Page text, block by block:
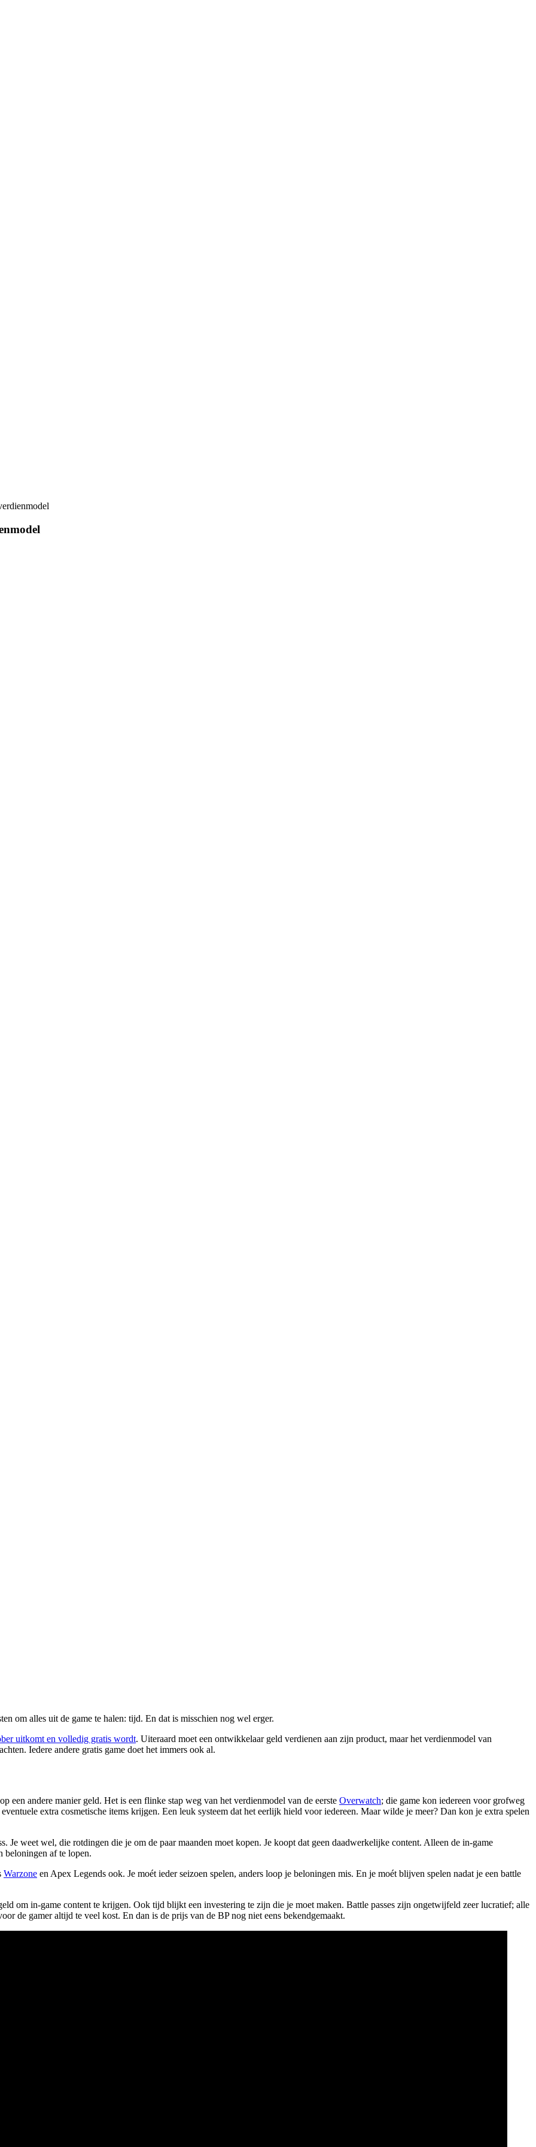
om alles uit de game te halen: tijd. En dat is misschien nog wel erger.
uitkomt en volledig gratis wordt. Uiteraard moet een ontwikkelaar geld verdienen aan zijn product, maar het verdienmodel van
Iedere andere gratis game doet het immers ook al.
een andere manier geld. Het is een flinke stap weg van het verdienmodel van de eerste Overwatch; die game kon iedereen voor grofweg
extra cosmetische items krijgen. Een leuk systeem dat het eerlijk hield voor iedereen. Maar wilde je meer? Dan kon je extra spelen
Je weet wel, die rotdingen die je om de paar maanden moet kopen. Je koopt dat geen daadwerkelijke content. Alleen de in-game
beloningen af te lopen.
Warzone en Apex Legends ook. Je moét ieder seizoen spelen, anders loop je beloningen mis. En je moét blijven spelen nadat je een battle
om in-game content te krijgen. Ook tijd blijkt een investering te zijn die je moet maken. Battle passes zijn ongetwijfeld zeer lucratief; alle
de gamer altijd te veel kost. En dan is de prijs van de BP nog niet eens bekendgemaakt.